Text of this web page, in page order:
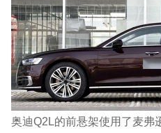
奥迪Q2L的前悬架使用了麦弗